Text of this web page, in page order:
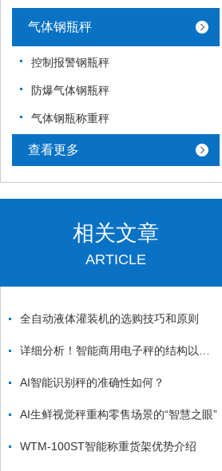
气体钢瓶秤
控制报警钢瓶秤
防爆气体钢瓶秤
气体钢瓶称重秤
查看更多
相关文章
ARTICLE
全自动液体灌装机的选购技巧和原则
AI智能识别秤的准确性如何？
AI生鲜视觉秤重构零售场景的“智慧之眼”
WTM-100ST智能称重货架优势介绍